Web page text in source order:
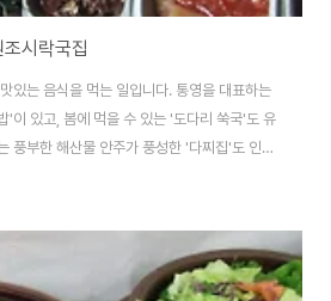
시락국집
있는 음식을 먹는 일입니다. 통영을 대표하는
'이 있고, 봄에 먹을 수 있는 '도다리 쑥국'도 유
풍부한 해산물 안주가 풍성한 '다찌집'도 인기
면 통영 여행을 제대로 했다고 할 수 없지요.
해준 한식집으로 갈 예정이었습니다. 그러나,
선배님께서 바닷가 시장통에 가면 문을 연지 30
고, 그 옆에는 전통 풀무가 있는 대장간이 있다